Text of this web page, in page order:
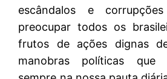
escândalos e
preocupar todos os
frutos de ações dignas
manobras políticas que